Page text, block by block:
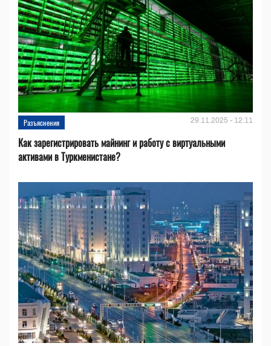
Разъяснения 29.11.2025 - 12:11
Как зарегистрировать майнинг и работу с виртуальными
активами в Туркменистане?